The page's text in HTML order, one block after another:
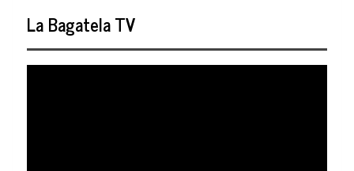
La Bagatela TV